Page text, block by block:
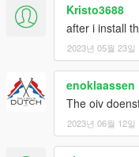
Kristo3688
after i install
2023년 05월 23일
enoklaassen
The oiv
2023년 06월 12일